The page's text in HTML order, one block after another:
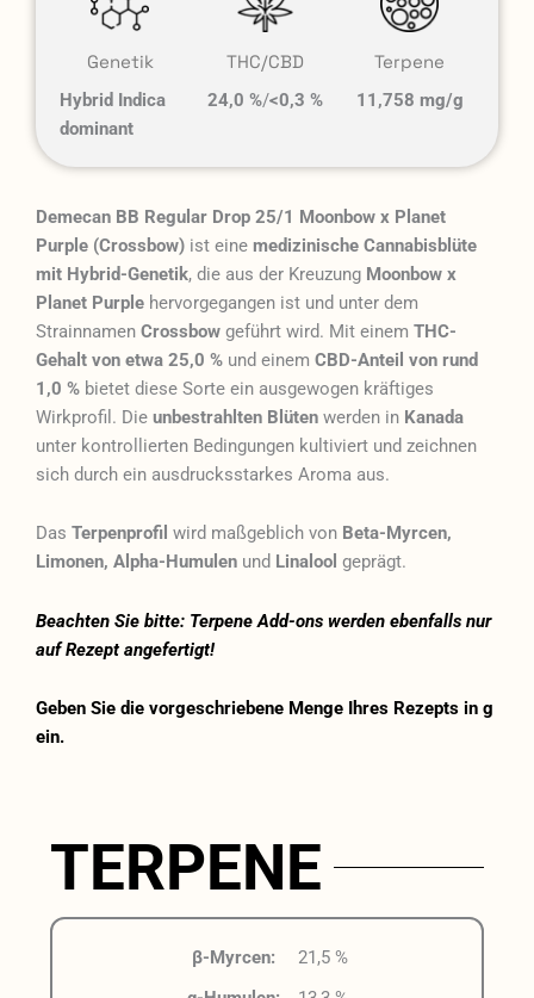
Genetik
Hybrid Indica
dominant
THC/CBD
24,0 %/<0,3 %
Terpene
11,758 mg/g
Demecan BB Regular Drop 25/1 Moonbow x Planet
Purple (Crossbow) ist eine medizinische Cannabisblüte
mit Hybrid-Genetik, die aus der Kreuzung Moonbow x
Planet Purple hervorgegangen ist und unter dem
Strainnamen Crossbow geführt wird. Mit einem THC-
Gehalt von etwa 25,0 % und einem CBD-Anteil von rund
1,0 % bietet diese Sorte ein ausgewogen kräftiges
Wirkprofil. Die unbestrahlten Blüten werden in Kanada
unter kontrollierten Bedingungen kultiviert und zeichnen
sich durch ein ausdrucksstarkes Aroma aus.
Das Terpenprofil wird maßgeblich von Beta-Myrcen,
Limonen, Alpha-Humulen und Linalool geprägt.
Beachten Sie bitte: Terpene Add-ons werden ebenfalls nur
auf Rezept angefertigt!
Geben Sie die vorgeschriebene Menge Ihres Rezepts in g
ein.
TERPENE
β-Myrcen:
21,5 %